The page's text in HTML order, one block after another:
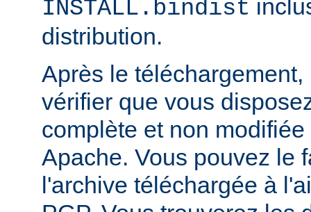
INSTALL.bindist
distribution.
Après le
vérifier que vous
complète et non
Apache. Vous pouvez le
l'archive téléchargée à